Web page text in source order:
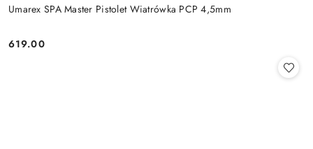
Umarex SPA Master Pistolet Wiatrówka PCP 4,5mm
Cena:
619.00